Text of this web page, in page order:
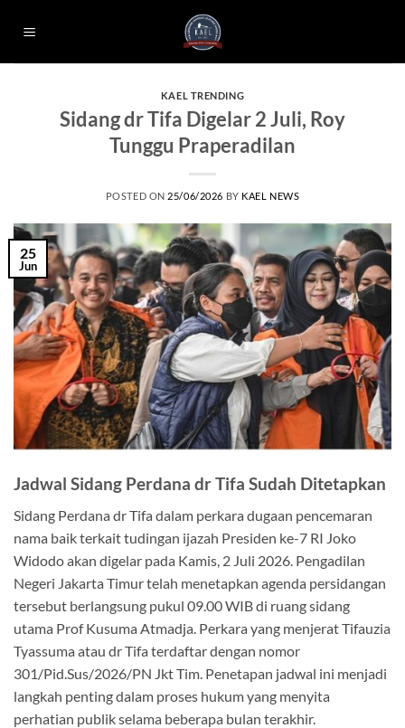
KAEL TRENDING
Sidang dr Tifa Digelar 2 Juli, Roy
Tunggu Praperadilan
POSTED ON 25/06/2026 BY KAEL NEWS
25
Jun
Jadwal Sidang Perdana dr Tifa Sudah Ditetapkan
Sidang Perdana dr Tifa dalam perkara dugaan pencemaran
nama baik terkait tudingan ijazah Presiden ke-7 RI Joko
Widodo akan digelar pada Kamis, 2 Juli 2026. Pengadilan
Negeri Jakarta Timur telah menetapkan agenda persidangan
tersebut berlangsung pukul 09.00 WIB di ruang sidang
utama Prof Kusuma Atmadja. Perkara yang menjerat Tifauzia
Tyassuma atau dr Tifa terdaftar dengan nomor
301/Pid.Sus/2026/PN Jkt Tim. Penetapan jadwal ini menjadi
langkah penting dalam proses hukum yang menyita
perhatian publik selama beberapa bulan terakhir.